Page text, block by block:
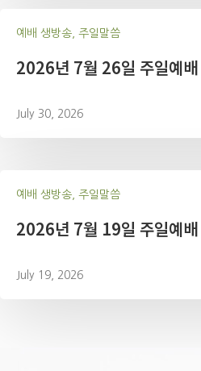
예배 생방송, 주일말씀
2026년 7월 26일 주일예
July 30, 2026
예배 생방송, 주일말씀
2026년 7월 19일 주일예
July 19, 2026